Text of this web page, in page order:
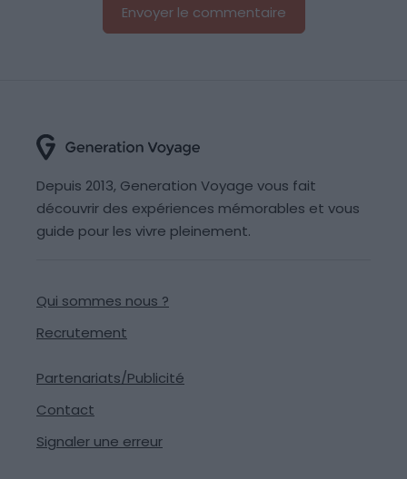
Depuis 2013, Generation Voyage vous fait
découvrir des expériences mémorables et vous
guide pour les vivre pleinement.
Qui sommes nous ?
Recrutement
Partenariats/Publicité
Contact
Signaler une erreur